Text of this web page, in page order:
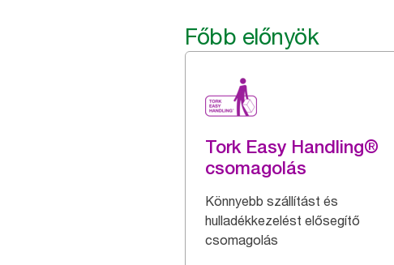
Főbb előnyök
Tork Easy Handling®
csomagolás
Könnyebb szállítást és
hulladékkezelést elősegítő
csomagolás